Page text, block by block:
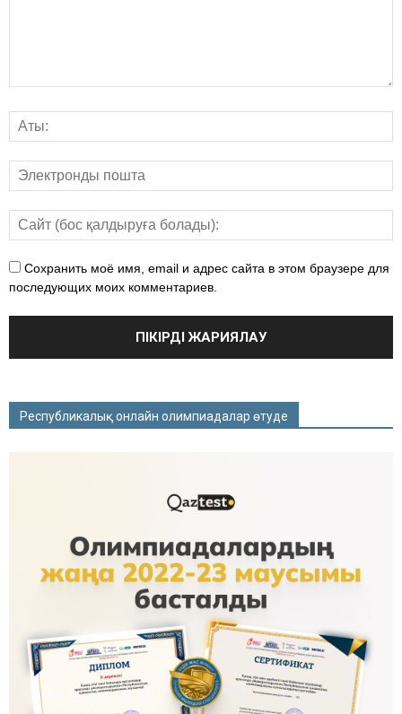
Сохранить моё имя, email и адрес сайта в этом браузере для
последующих моих комментариев.
Республикалық онлайн олимпиадалар өтуде